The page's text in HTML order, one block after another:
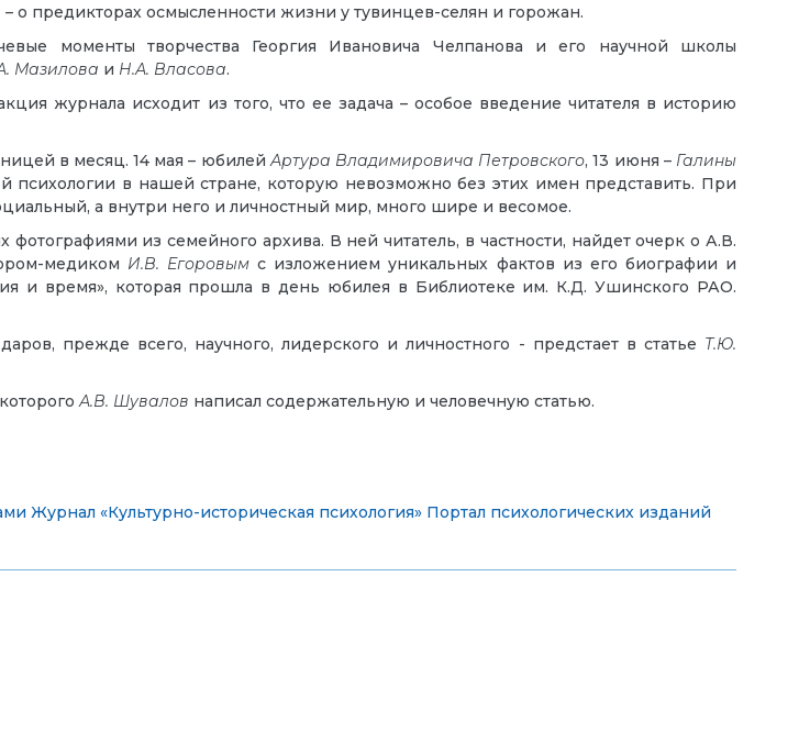
– о предикторах осмысленности жизни у тувинцев-селян и горожан.
моменты творчества Георгия Ивановича Челпанова и его научной школы
Мазилова и Н.А. Власова.
журнала исходит из того, что ее задача – особое введение читателя в историю
в месяц. 14 мая – юбилейАртура Владимировича Петровского, 13 июня – Галины
психологии в нашей стране, которую невозможно без этих имен представить. При
а внутри него и личностный мир, много шире и весомое.
из семейного архива. В ней читатель, в частности, найдет очерк о А.В.
медиком И.В. Егоровым с изложением уникальных фактов из его биографии и
и время», которая прошла в день юбилея в Библиотеке им. К.Д. Ушинского РАО.
прежде всего, научного, лидерского и личностного - предстает в статье Т.Ю.
А.В. Шувалов написал содержательную и человечную статью.
Журнал «Культурно-историческая психология» Портал психологических изданий